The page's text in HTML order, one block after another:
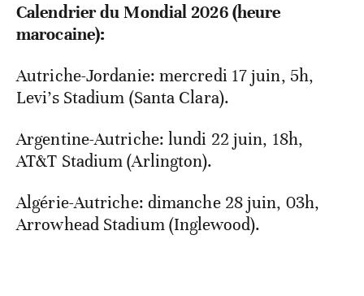
Calendrier du Mondial 2026 (heure
marocaine):
Autriche-Jordanie: mercredi 17 juin, 5h,
Levi’s Stadium (Santa Clara).
Argentine-Autriche: lundi 22 juin, 18h,
AT&T Stadium (Arlington).
Algérie-Autriche: dimanche 28 juin, 03h,
Arrowhead Stadium (Inglewood).